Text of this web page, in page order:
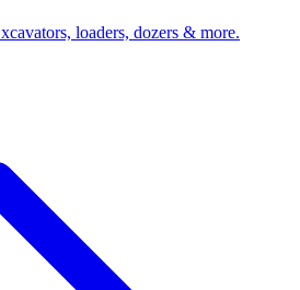
loaders, dozers & more.